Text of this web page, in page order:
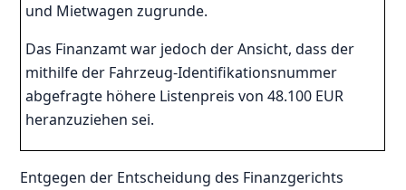
und Mietwagen zugrunde.
Das Finanzamt war jedoch der Ansicht, dass der
mithilfe der Fahrzeug-Identifikationsnummer
abgefragte höhere Listenpreis von 48.100 EUR
heranzuziehen sei.
Entgegen der Entscheidung des Finanzgerichts